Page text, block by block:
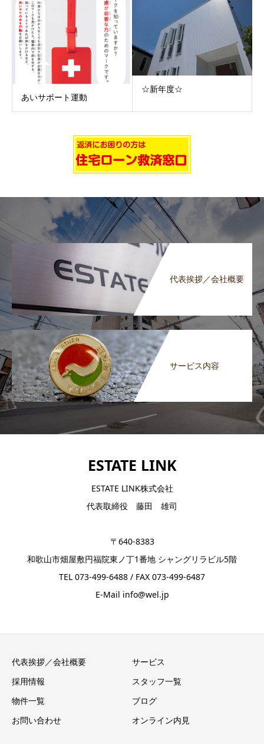
あいサポート運動
☆新年度☆
代表挨拶／会社概要
サービス内容
ESTATE LINK
ESTATE LINK株式会社
代表取締役 藤田 雄司
〒640-8383
和歌山市畑屋敷円福院東ノ丁1番地 シャングリラビル5階
TEL 073-499-6488 / FAX 073-499-6487
E-Mail info@wel.jp
代表挨拶／会社概要
サービス
採用情報
スタッフ一覧
物件一覧
ブログ
お問い合わせ
オンライン内見